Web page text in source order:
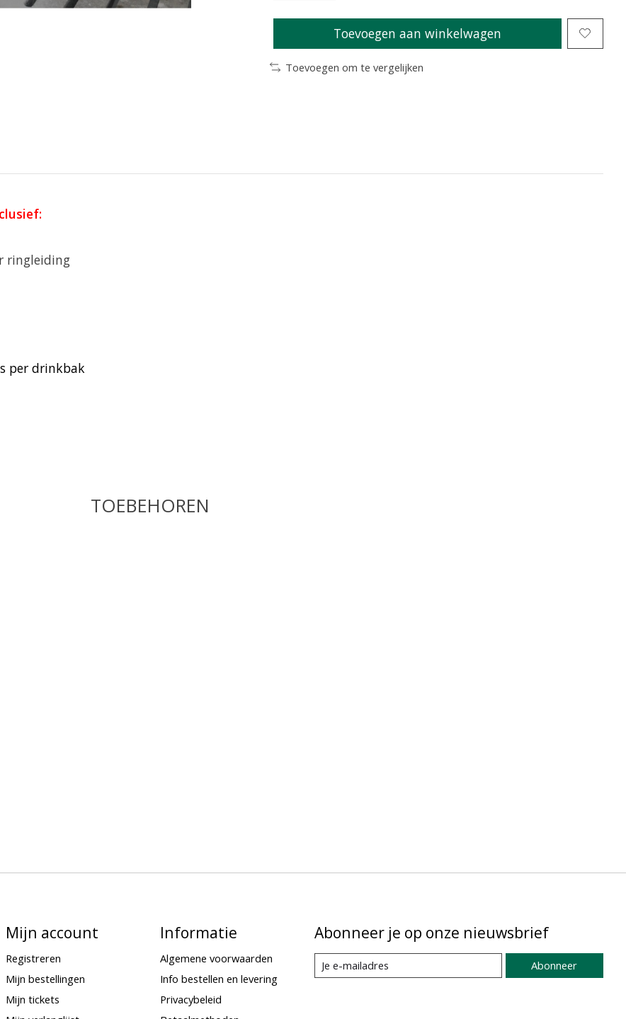
Toevoegen aan winkelwagen
Toevoegen om te vergelijken
ringleiding
per drinkbak
TOEBEHOREN
Mijn account
Registreren
Mijn bestellingen
Mijn tickets
Informatie
Algemene voorwaarden
Info bestellen en levering
Privacybeleid
Abonneer je op onze nieuwsbrief
Abonneer